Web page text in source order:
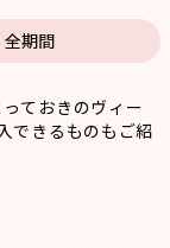
全期間
ておきのヴィー
できるものもご紹